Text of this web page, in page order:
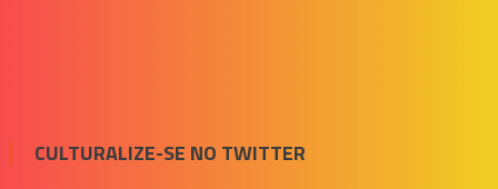
CULTURALIZE-SE NO TWITTER